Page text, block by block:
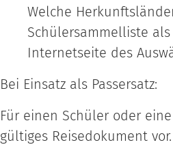
Welche
Schülersammelliste
Internetseite des
Bei Einsatz als Passersatz:
Für einen Schüler oder
gültiges Reisedokument vor.